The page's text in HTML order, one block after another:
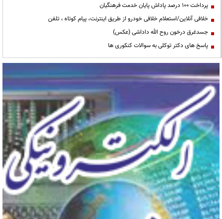
پرداخت ۱۰۰ درصد پاداش پایان خدمت فرهنگیان
خلافی آنلاین/استعلام خلافی خودرو از طریق اینترنت، پیام کوتاه ، تلفن
جسدغرق درخون روح الله داداشی (عکس)
پاسخ های دکتر توکلی به سوالات کنکوری ها